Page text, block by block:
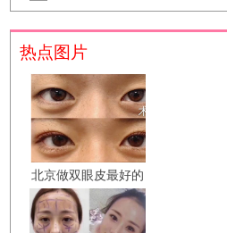
热点图片
北京做双眼皮最好的
专家是谁？韩新鸣王
太玲薛红宇刘风卓白